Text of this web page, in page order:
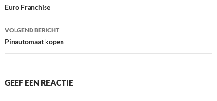
navigatie
Euro Franchise
VOLGEND BERICHT
Pinautomaat kopen
GEEF EEN REACTIE